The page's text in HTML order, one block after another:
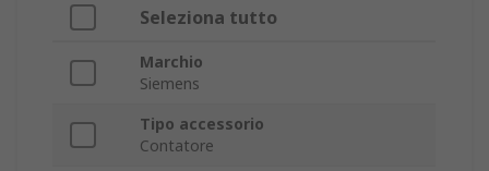
Seleziona tutto
Marchio
Siemens
Tipo accessorio
Contatore